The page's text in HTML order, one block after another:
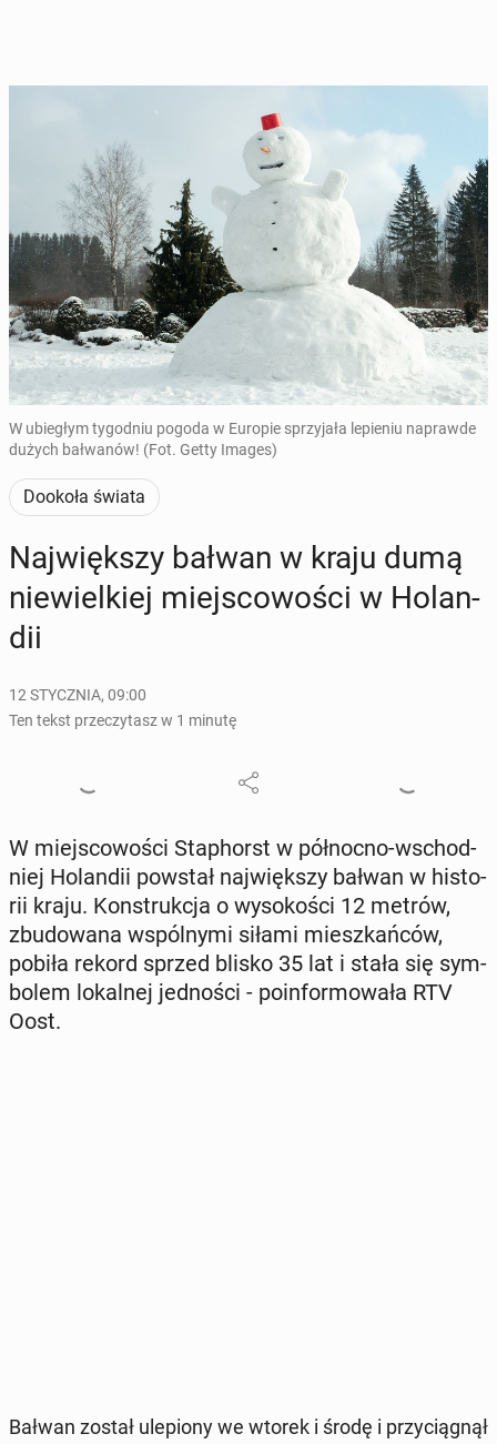
W ubiegłym tygodniu pogoda w Europie sprzyjała lepieniu naprawde
dużych bałwanów! (Fot. Getty Images)
Dookoła świata
Naj­więk­szy bałwan w kraju dumą
nie­wiel­kiej miej­sco­wo­ści w Ho­lan­
dii
12 STYCZNIA, 09:00
Ten tekst przeczytasz w 1 minutę
W miej­sco­wo­ści Sta­phorst w pół­noc­no-wschod­
niej Ho­lan­dii powstał naj­więk­szy bałwan w hi­sto­
rii kraju. Kon­struk­cja o wy­so­ko­ści 12 metrów,
zbu­do­wa­na wspól­ny­mi siłami miesz­kań­ców,
pobiła rekord sprzed blisko 35 lat i stała się sym­
bo­lem lo­kal­nej jed­no­ści - po­in­for­mo­wa­ła RTV
Oost.
Bałwan został ule­pio­ny we wtorek i środę i przy­cią­gnął